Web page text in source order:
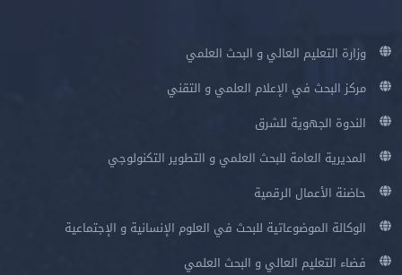
وزارة التعليم العالي و البحث العلمي
مركز البحث في الإعلام العلمي و التقني
الندوة الجهوية للشرق
المديرية العامة للبحث العلمي و التطوير التكنولوجي
حاضنة الأعمال الرقمية
الوكالة الموضوعاتية للبحث في العلوم الإنسانية و الإجتماعية
فضاء التعليم العالي و البحث العلمي